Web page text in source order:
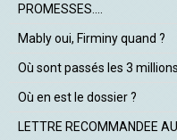
PROMESSES....
Mably oui, Firminy quand ?
Où sont passés les 3
Où en est le dossier ?
LETTRE RECOMMANDEE